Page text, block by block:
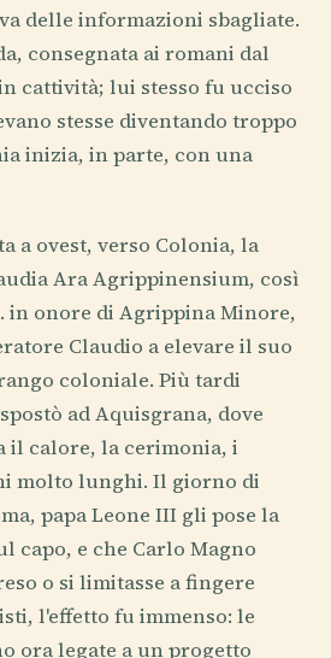
delle informazioni sbagliate.
consegnata ai romani dal
cattività; lui stesso fu ucciso
stesse diventando troppo
inizia, in parte, con una
a ovest, verso Colonia, la
Ara Agrippinensium, così
in onore di Agrippina Minore,
Claudio a elevare il suo
coloniale. Più tardi
ad Aquisgrana, dove
il calore, la cerimonia, i
molto lunghi. Il giorno di
papa Leone III gli pose la
capo, e che Carlo Magno
o si limitasse a fingere
l'effetto fu immenso: le
ora legate a un progetto